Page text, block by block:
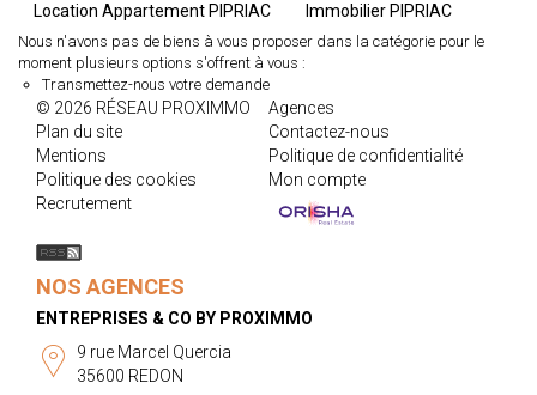
Location Appartement PIPRIAC Immobilier PIPRIAC
Nous n'avons pas de biens à vous proposer dans la catégorie pour le
moment plusieurs options s'offrent à vous :
Transmettez-nous votre demande
© 2026 RÉSEAU PROXIMMO
Agences
Plan du site
Contactez-nous
Mentions
Politique de confidentialité
Politique des cookies
Mon compte
Recrutement
NOS AGENCES
ENTREPRISES & CO BY PROXIMMO
9 rue Marcel Quercia
35600 REDON